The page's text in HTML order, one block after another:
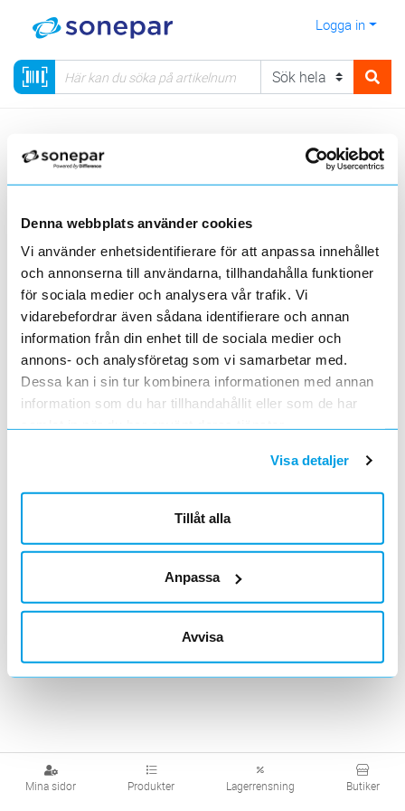
Denna webbplats använder cookies
Vi använder enhetsidentifierare för att anpassa innehållet
och annonserna till användarna, tillhandahålla funktioner
för sociala medier och analysera vår trafik. Vi
vidarebefordrar även sådana identifierare och annan
information från din enhet till de sociala medier och
annons- och analysföretag som vi samarbetar med.
Dessa kan i sin tur kombinera informationen med annan
information som du har tillhandahållit eller som de har
samlat in när du har använt deras tjänster.
Visa detaljer
Tillåt alla
Anpassa
Avvisa
Logga in
Mina sidor Produkter Lagerrensning Butiker
Visa produkter från alla underliggande kategorier
EKK EKRK
Visa produkter från alla underliggande kategorier